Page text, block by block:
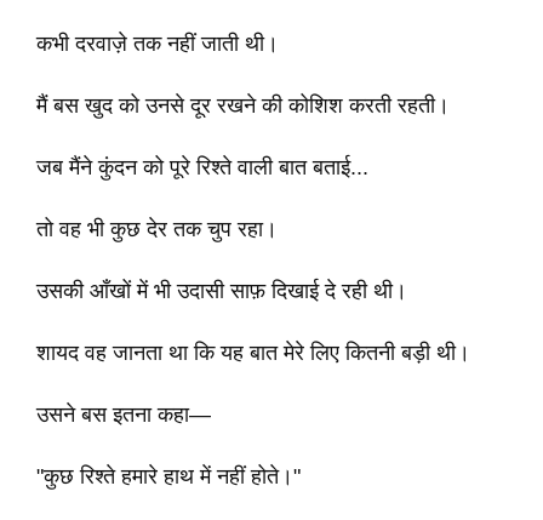
कभी दरवाज़े तक नहीं जाती थी।
मैं बस खुद को उनसे दूर रखने की कोशिश करती रहती।
जब मैंने कुंदन को पूरे रिश्ते वाली बात बताई...
तो वह भी कुछ देर तक चुप रहा।
उसकी आँखों में भी उदासी साफ़ दिखाई दे रही थी।
शायद वह जानता था कि यह बात मेरे लिए कितनी बड़ी थी।
उसने बस इतना कहा—
"कुछ रिश्ते हमारे हाथ में नहीं होते।"